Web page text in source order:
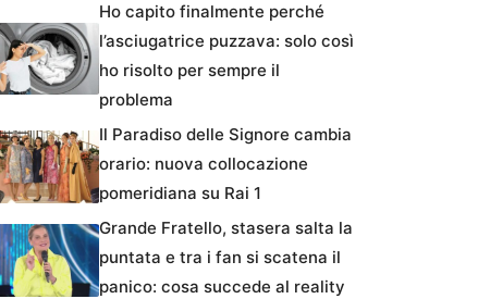
Ho capito finalmente perché
l’asciugatrice puzzava: solo così
ho risolto per sempre il
problema
Il Paradiso delle Signore cambia
orario: nuova collocazione
pomeridiana su Rai 1
Grande Fratello, stasera salta la
puntata e tra i fan si scatena il
panico: cosa succede al reality